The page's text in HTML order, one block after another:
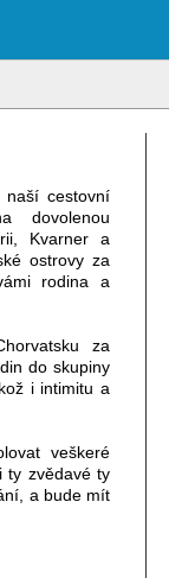
cestovní
dovolenou
Kvarner a
ostrovy za
rodina a
za
do skupiny
i intimitu a
veškeré
ty zvědavé ty
a bude mít